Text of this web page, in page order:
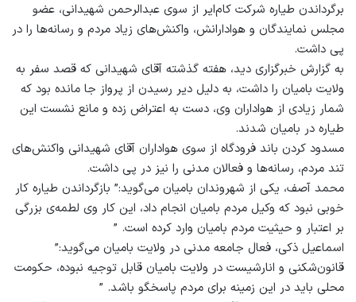
برگرداندن طیاره شرکت کام‌ایر از سوی عبدالرحمن شهیدانی، عضو
مجلس نمایندگان و هوادارانش، واکنش‌های زیاد مردم و رسانه‌ها را در
پی داشت.
به گزارش خبرگزاری دید، هفته گذشته آقای شهیدانی که قصد سفر به
ولایت بامیان را داشت، به دلیل دیر رسیدن از پرواز جا مانده بود که
شمار زیادی از هواداران وی، دست به اعتراض زده و مانع نشست این
طیاره در بامیان شدند.
مسدود کردن باند فرودگاه از سوی هواداران آقای شهیدانی واکنش‌های
تند مردم، رسانه‌ها و فعالان مدنی را نیز در پی داشت.
محمد آصف، یکی از شهروندان بامیان می‌گوید:” بازگرداندن طیاره کار
خوبی نبود که وکیل مردم بامیان انجام داد، این کار وی لطمه‌ی بزرگی
بر اعتبار و حیثیت مردم بامیان وارد کرده است. ”
اسماعیل ذکی، فعال جامعه مدنی در ولایت بامیان می‌گوید:”
قانون‌شکنی و انارشیست در ولایت بامیان قابل توجیه نبوده، حکومت
محلی باید در این زمینه برای مردم پاسخگو باشد. ”